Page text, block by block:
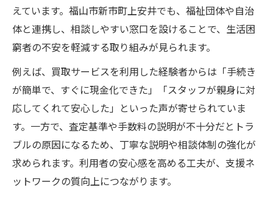
えています。福山市新市町上安井でも、福祉団体や自治
体と連携し、相談しやすい窓口を設けることで、生活困
窮者の不安を軽減する取り組みが見られます。
例えば、買取サービスを利用した経験者からは「手続き
が簡単で、すぐに現金化できた」「スタッフが親身に対
応してくれて安心した」といった声が寄せられていま
す。一方で、査定基準や手数料の説明が不十分だとトラ
ブルの原因になるため、丁寧な説明や相談体制の強化が
求められます。利用者の安心感を高める工夫が、支援ネ
ットワークの質向上につながります。